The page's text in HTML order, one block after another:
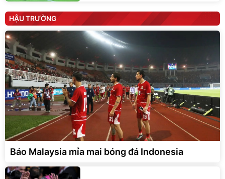
HẬU TRƯỜNG
Báo Malaysia mỉa mai bóng đá Indonesia